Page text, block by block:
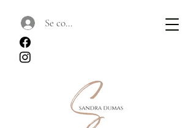
Se connecter